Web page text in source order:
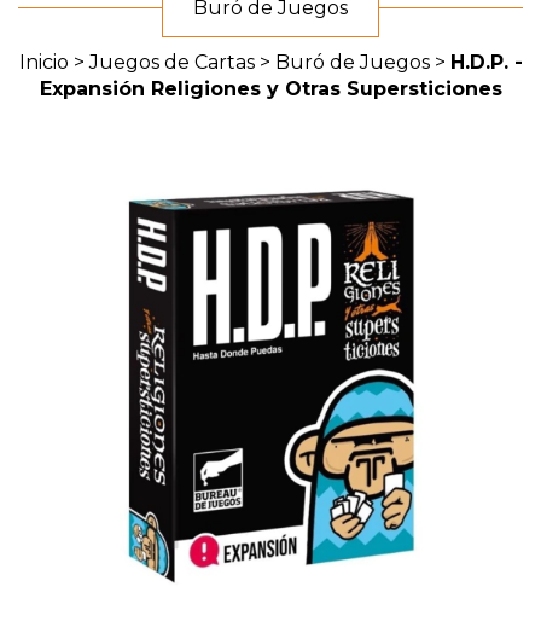
Buró de Juegos
Inicio > Juegos de Cartas > Buró de Juegos > H.D.P. -
Expansión Religiones y Otras Supersticiones